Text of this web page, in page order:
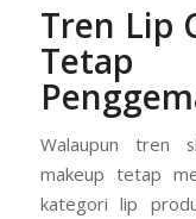
Tren Lip
Tetap
Walaupun tren
makeup tetap
kategori lip